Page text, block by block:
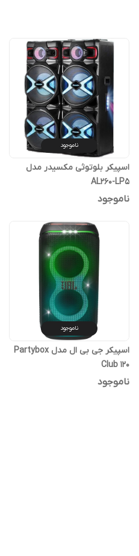
ناموجود
اسپیکر بلوتوثی مکسیدر مدل
AL260-LP5
ناموجود
ناموجود
اسپیکر جی بی ال مدل Partybox
Club 120
ناموجود